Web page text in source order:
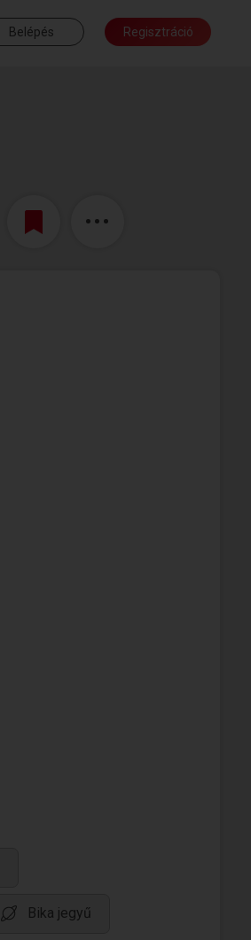
Belépés Regisztráció
Bika jegyű